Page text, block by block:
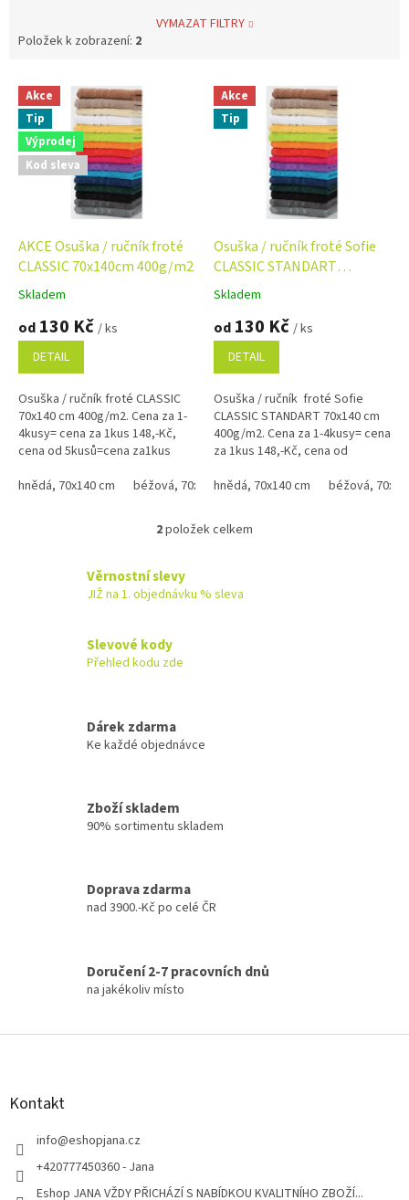
VYMAZAT FILTRY
Položek k zobrazení: 2
p
Akce
Tip
Výprodej
Kod sleva
AKCE Osuška / ručník froté
CLASSIC 70x140cm 400g/m2
Průměrné
produktu
4,9
5
hvězdiček.
Skladem
od 130 Kč / ks
DETAIL
Osuška / ručník froté CLASSIC
70x140 cm 400g/m2. Cena za 1-
4kusy= cena za 1kus 148,-Kč,
cena od 5kusů=cena za1kus
žlutá barva od 135.-Kč ,...
hnědá, 70x140 cm béžová, 70x140 cm černá, 70x140 cm
Akce
Tip
Osuška / ručník froté Sofie
CLASSIC STANDART
70x140cm 400g/m2
Průměrné
produktu
5,0
5
hvězdiček.
Skladem
od 130 Kč / ks
DETAIL
Osuška / ručník froté Sofie
CLASSIC STANDART 70x140 cm
400g/m2. Cena za 1-4kusy= cena
za 1kus 148,-Kč, cena od
krémová, béžová a žlutá...
hnědá, 70x140 cm béžová,
O
á
y
s
2položek celkem
Věrnostní slevy
JIŽ na 1. objednávku % sleva
Slevové kody
Přehled kodu zde
Dárek zdarma
Ke každé objednávce
Zboží skladem
90% sortimentu skladem
Doprava zdarma
nad 3900.-Kč po celé ČR
Doručení 2-7 pracovních dnů
na jakékoliv místo
Z
Kontakt
info@eshopjana.cz
+420777450360 - Jana
Eshop JANA VŽDY PŘICHÁZÍ S NABÍDKOU KVALITNÍHO ZBOŽÍ...